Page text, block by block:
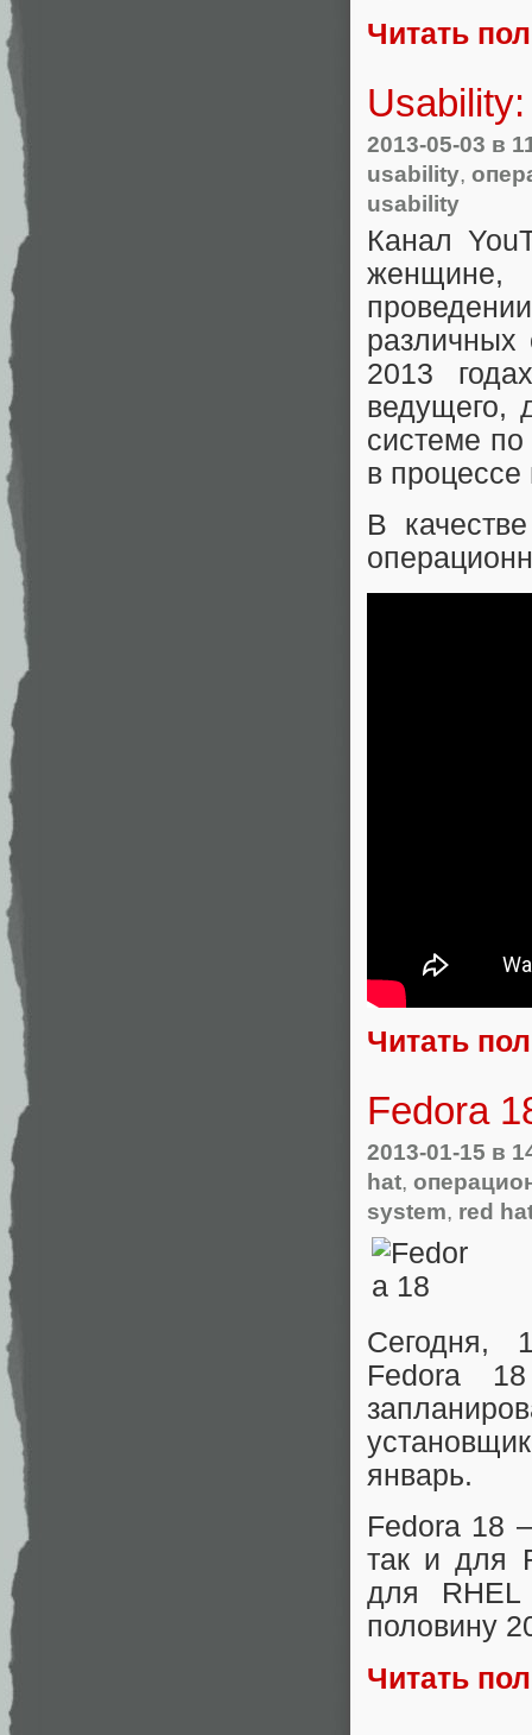
Читать
2013-05-03 в
usability,
usability
Канал
женщине,
2013
ведущего,
системе
в
В
Читать
Fedora
2013-01-15 в
hat,
system, red
Сегодня,
Fedora
январь.
Fedora 18
так и для
для RHEL
половину
Читать